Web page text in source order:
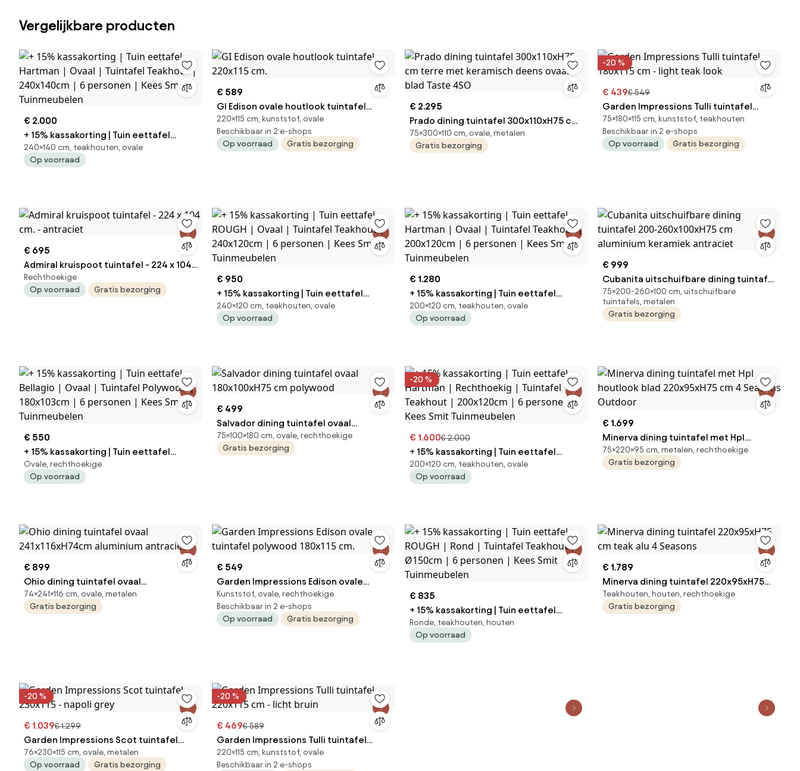
Vergelijkbare producten
€ 2.000
+ 15% kassakorting | Tuin eettafel
Hartman | Ovaal | Tuintafel Teakhout |
240x140cm | 6 personen | Kees Smit
240×140 cm, teakhouten, ovale
Op voorraad
€ 589
GI Edison ovale houtlook tuintafel
220x115 cm.
220×115 cm, kunststof, ovale
Beschikbaar in 2 e-shops
Op voorraad
Gratis bezorging
€ 2.295
Prado dining tuintafel 300x110xH75 cm
terre met keramisch deens ovaal blad
Taste 4SO
75×300×110 cm, ovale, metalen
Gratis bezorging
-20 %
€ 439€ 549
Garden Impressions Tulli tuintafel
180x115 cm - light teak look
75×180×115 cm, kunststof, teakhouten
Beschikbaar in 2 e-shops
Op voorraad
Gratis bezorging
€ 695
Admiral kruispoot tuintafel - 224 x 104
cm. - antraciet
Rechthoekige
Op voorraad
Gratis bezorging
€ 950
+ 15% kassakorting | Tuin eettafel
ROUGH | Ovaal | Tuintafel Teakhout |
240x120cm | 6 personen | Kees Smit
240×120 cm, teakhouten, ovale
Op voorraad
€ 1.280
+ 15% kassakorting | Tuin eettafel
Hartman | Ovaal | Tuintafel Teakhout |
200x120cm | 6 personen | Kees Smit
200×120 cm, teakhouten, ovale
Op voorraad
€ 999
Cubanita uitschuifbare dining tuintafel
200-260x100xH75 cm aluminium
keramiek antraciet
75×200-260×100 cm, uitschuifbare
tuintafels, metalen
Gratis bezorging
€ 550
+ 15% kassakorting | Tuin eettafel
Bellagio | Ovaal | Tuintafel Polywood |
180x103cm | 6 personen | Kees Smit
Ovale, rechthoekige
Op voorraad
€ 499
Salvador dining tuintafel ovaal
180x100xH75 cm polywood
75×100×180 cm, ovale, rechthoekige
Gratis bezorging
-20 %
€ 1.600€ 2.000
+ 15% kassakorting | Tuin eettafel
Hartman | Rechthoekig | Tuintafel
Teakhout | 200x120cm | 6 personen |
200×120 cm, teakhouten, ovale
Op voorraad
€ 1.699
Minerva dining tuintafel met Hpl
houtlook blad 220x95xH75 cm 4
Seasons Outdoor
75×220×95 cm, metalen, rechthoekige
Gratis bezorging
€ 899
Ohio dining tuintafel ovaal
241x116xH74cm aluminium antraciet
74×241×116 cm, ovale, metalen
Gratis bezorging
€ 549
Garden Impressions Edison ovale
tuintafel polywood 180x115 cm.
Kunststof, ovale, rechthoekige
Beschikbaar in 2 e-shops
Op voorraad
Gratis bezorging
€ 835
+ 15% kassakorting | Tuin eettafel
ROUGH | Rond | Tuintafel Teakhout |
Ø150cm | 6 personen | Kees Smit
Ronde, teakhouten, houten
Op voorraad
€ 1.789
Minerva dining tuintafel 220x95xH75
cm teak alu 4 Seasons
Teakhouten, houten, rechthoekige
Gratis bezorging
-20 %
€ 1.039€ 1.299
Garden Impressions Scot tuintafel
230x115 - napoli grey
76×230×115 cm, ovale, metalen
Op voorraad
Gratis bezorging
-20 %
€ 469€ 589
Garden Impressions Tulli tuintafel
220x115 cm - licht bruin
220×115 cm, kunststof, ovale
Beschikbaar in 2 e-shops